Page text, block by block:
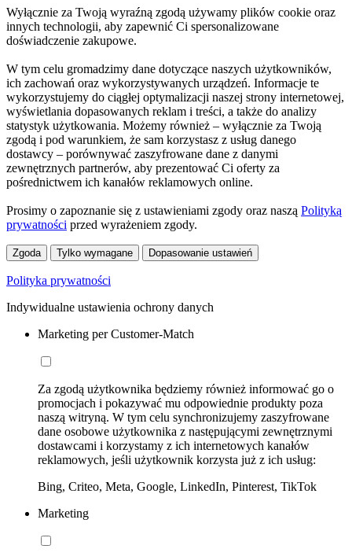
Wyłącznie za Twoją wyraźną zgodą używamy plików cookie oraz
innych technologii, aby zapewnić Ci spersonalizowane
doświadczenie zakupowe.
W tym celu gromadzimy dane dotyczące naszych użytkowników,
ich zachowań oraz wykorzystywanych urządzeń. Informacje te
wykorzystujemy do ciągłej optymalizacji naszej strony internetowej,
wyświetlania dopasowanych reklam i treści, a także do analizy
statystyk użytkowania. Możemy również – wyłącznie za Twoją
zgodą i pod warunkiem, że sam korzystasz z usług danego
dostawcy – porównywać zaszyfrowane dane z danymi
zewnętrznych partnerów, aby prezentować Ci oferty za
pośrednictwem ich kanałów reklamowych online.
Prosimy o zapoznanie się z ustawieniami zgody oraz naszą Polityką
prywatności przed wyrażeniem zgody.
Zgoda Tylko wymagane Dopasowanie ustawień
Polityka prywatności
Indywidualne ustawienia ochrony danych
Marketing per Customer-Match
Za zgodą użytkownika będziemy również informować go o
promocjach i pokazywać mu odpowiednie produkty poza
naszą witryną. W tym celu synchronizujemy zaszyfrowane
dane osobowe użytkownika z następującymi zewnętrznymi
dostawcami i korzystamy z ich internetowych kanałów
reklamowych, jeśli użytkownik korzysta już z ich usług:
Bing, Criteo, Meta, Google, LinkedIn, Pinterest, TikTok
Marketing